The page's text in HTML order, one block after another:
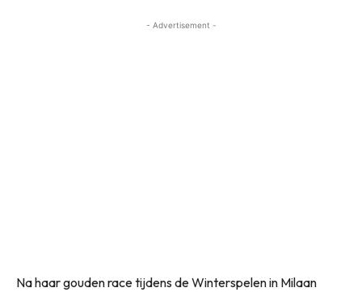
- Advertisement -
Na haar gouden race tijdens de Winterspelen in Milaan